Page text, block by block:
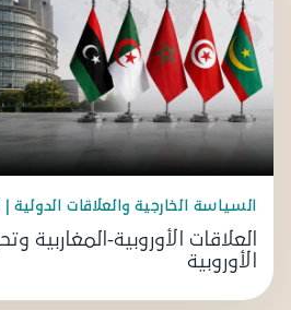
السياسة الخارجية والعلاقات الدولية |
العلاقات الأوروبية-المغاربية
الأوروبية